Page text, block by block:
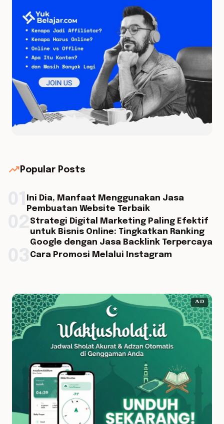
trending_up Popular Posts
Ini Dia, Manfaat Menggunakan Jasa
Pembuatan Website Terbaik
Strategi Digital Marketing Paling Efektif
untuk Bisnis Online: Tingkatkan Ranking
Google dengan Jasa Backlink Terpercaya
Cara Promosi Melalui Instagram
AD